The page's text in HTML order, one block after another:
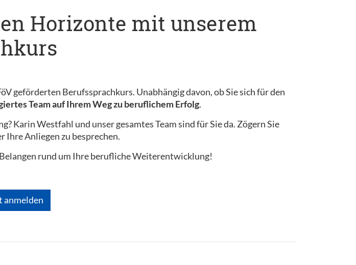
Horizonte mit unserem
geförderten Berufssprachkurs. Unabhängig davon, ob Sie sich für den
Team auf Ihrem Weg zu beruflichem Erfolg.
Karin Westfahl und unser gesamtes Team sind für Sie da. Zögern Sie
Anliegen zu besprechen.
rund um Ihre berufliche Weiterentwicklung!
anmelden